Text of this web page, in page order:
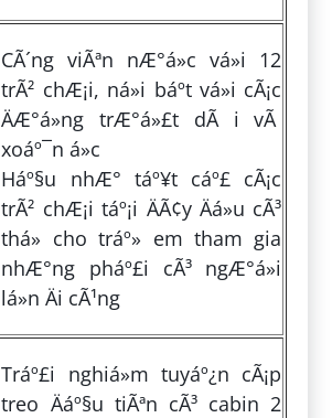
CÃ´ng viÃªn nÆ°á»c vá»i 12
trÃ² chÆ¡i, ná»i báº­t vá»i cÃ¡c
ÄÆ°á»ng trÆ°á»£t dÃ i vÃ
xoáº¯n á»c
Háº§u nhÆ° táº¥t cáº£ cÃ¡c
trÃ² chÆ¡i táº¡i ÄÃ¢y Äá»u cÃ³
thá» cho tráº» em tham gia
nhÆ°ng pháº£i cÃ³ ngÆ°á»i
lá»n Äi cÃ¹ng
Tráº£i nghiá»m tuyáº¿n cÃ¡p
treo Äáº§u tiÃªn cÃ³ cabin 2